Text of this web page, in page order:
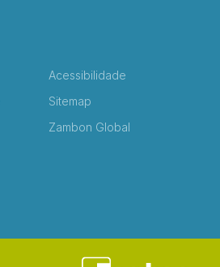
Acessibilidade
Sitemap
Zambon Global